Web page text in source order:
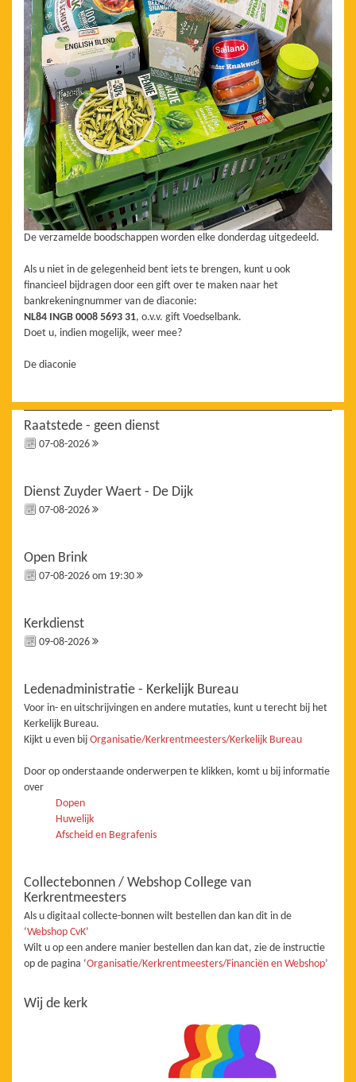
De verzamelde boodschappen worden elke donderdag uitgedeeld.
Als u niet in de gelegenheid bent iets te brengen, kunt u ook
financieel bijdragen door een gift over te maken naar het
bankrekeningnummer van de diaconie:
NL84 INGB 0008 5693 31, o.v.v. gift Voedselbank.
Doet u, indien mogelijk, weer mee?
De diaconie
Raatstede - geen dienst
07-08-2026
Dienst Zuyder Waert - De Dijk
07-08-2026
Open Brink
07-08-2026 om 19:30
Kerkdienst
09-08-2026
Ledenadministratie - Kerkelijk Bureau
Voor in- en uitschrijvingen en andere mutaties, kunt u terecht bij het
Kerkelijk Bureau.
Kijkt u even bij Organisatie/Kerkrentmeesters/Kerkelijk Bureau
Door op onderstaande onderwerpen te klikken, komt u bij informatie
over
Dopen
Huwelijk
Afscheid en Begrafenis
Collectebonnen / Webshop College van
Kerkrentmeesters
Als u digitaal collecte-bonnen wilt bestellen dan kan dit in de
‘Webshop CvK’
Wilt u op een andere manier bestellen dan kan dat, zie de instructie
op de pagina ‘Organisatie/Kerkrentmeesters/Financiën en Webshop’
Wij de kerk